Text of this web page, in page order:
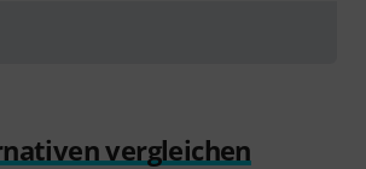
vergleichen